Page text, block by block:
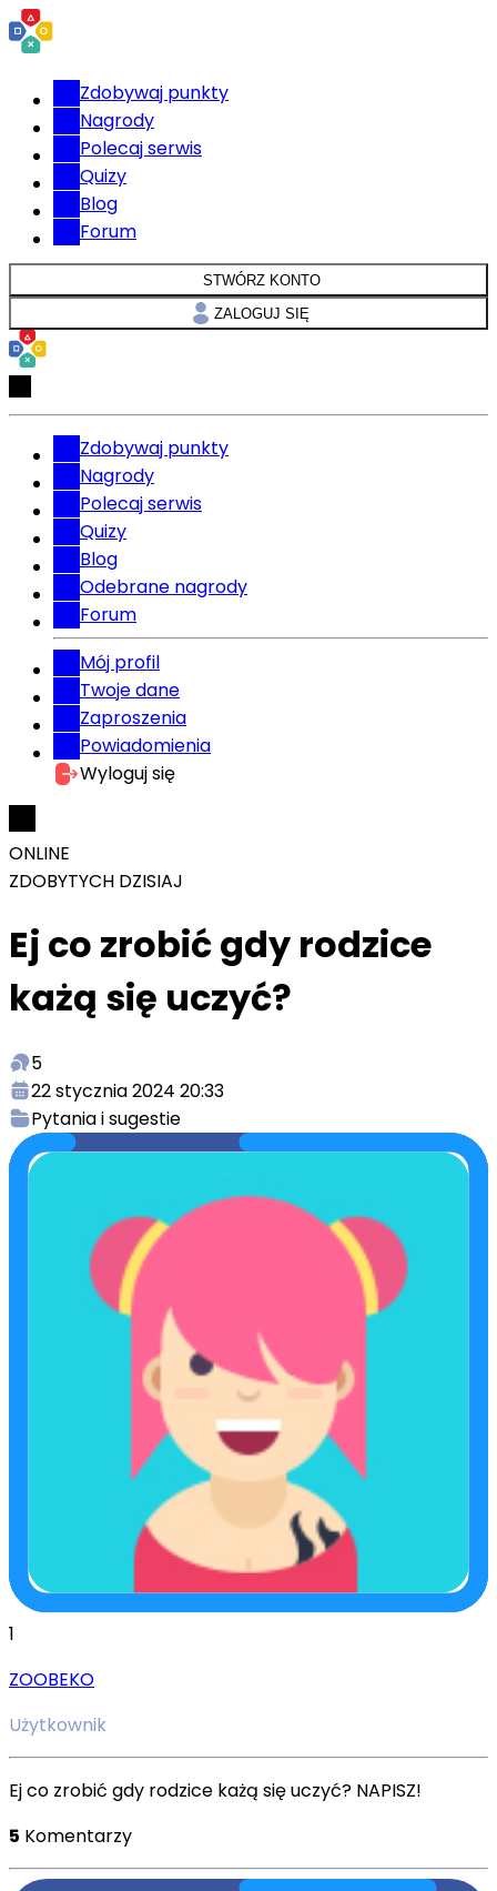
Zdobywaj punkty
Nagrody
Polecaj serwis
Quizy
Blog
Forum
STWÓRZ KONTO
ZALOGUJ SIĘ
Zdobywaj punkty
Nagrody
Polecaj serwis
Quizy
Blog
Odebrane nagrody
Forum
Mój profil
Twoje dane
Zaproszenia
Powiadomienia
Wyloguj się
ONLINE
ZDOBYTYCH DZISIAJ
Ej co zrobić gdy rodzice
każą się uczyć?
5
22 stycznia 2024 20:33
Pytania i sugestie
1
ZOOBEKO
Użytkownik
Ej co zrobić gdy rodzice każą się uczyć? NAPISZ!
5 Komentarzy